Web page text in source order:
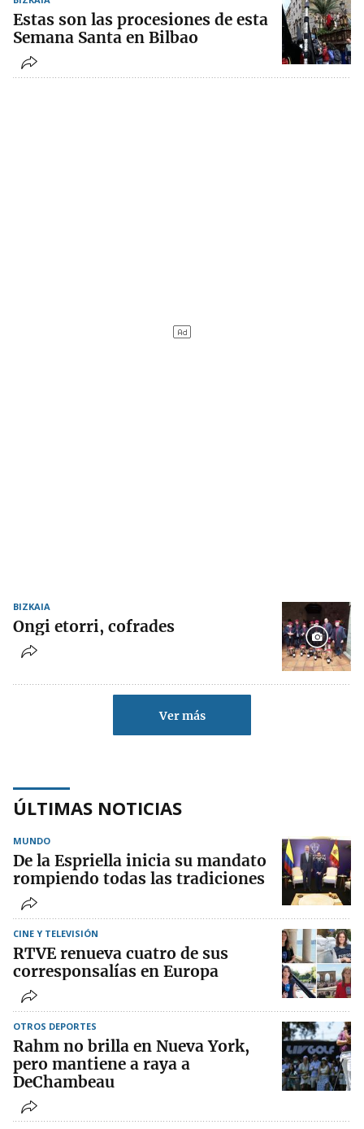
Estas son las procesiones de esta
Semana Santa en Bilbao
BIZKAIA
Ongi etorri, cofrades
Ver más
ÚLTIMAS NOTICIAS
MUNDO
De la Espriella inicia su mandato
rompiendo todas las tradiciones
CINE Y TELEVISIÓN
RTVE renueva cuatro de sus
corresponsalías en Europa
OTROS DEPORTES
Rahm no brilla en Nueva York,
pero mantiene a raya a
DeChambeau